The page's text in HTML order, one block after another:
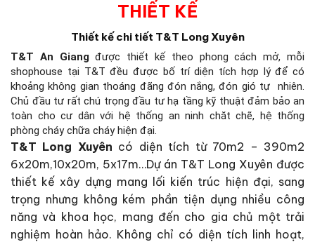
THIẾT KẾ
Thiết kế chi tiết T&T Long Xuyên
T&T An Giangđược thiết kế theo phong cách mở, mỗi
shophouse tại T&T đều được bố trí diện tích hợp lý để có
khoảng không gian thoáng đãng đón nắng, đón gió tự nhiên.
Chủ đầu tư rất chú trọng đầu tư hạ tầng kỹ thuật đảm bảo an
toàn cho cư dân với hệ thống an ninh chăt chẽ, hệ thống
phòng cháy chữa cháy hiện đại.
T&T Long Xuyên có diện tích từ 70m2 – 390m2
6x20m,10x20m, 5x17m…Dự án T&T Long Xuyên được
thiết kế xây dựng mang lối kiến trúc hiện đại, sang
trọng nhưng không kém phần tiện dụng nhiều công
năng và khoa học, mang đến cho gia chủ một trải
nghiệm hoàn hảo. Không chỉ có diện tích linh hoạt,